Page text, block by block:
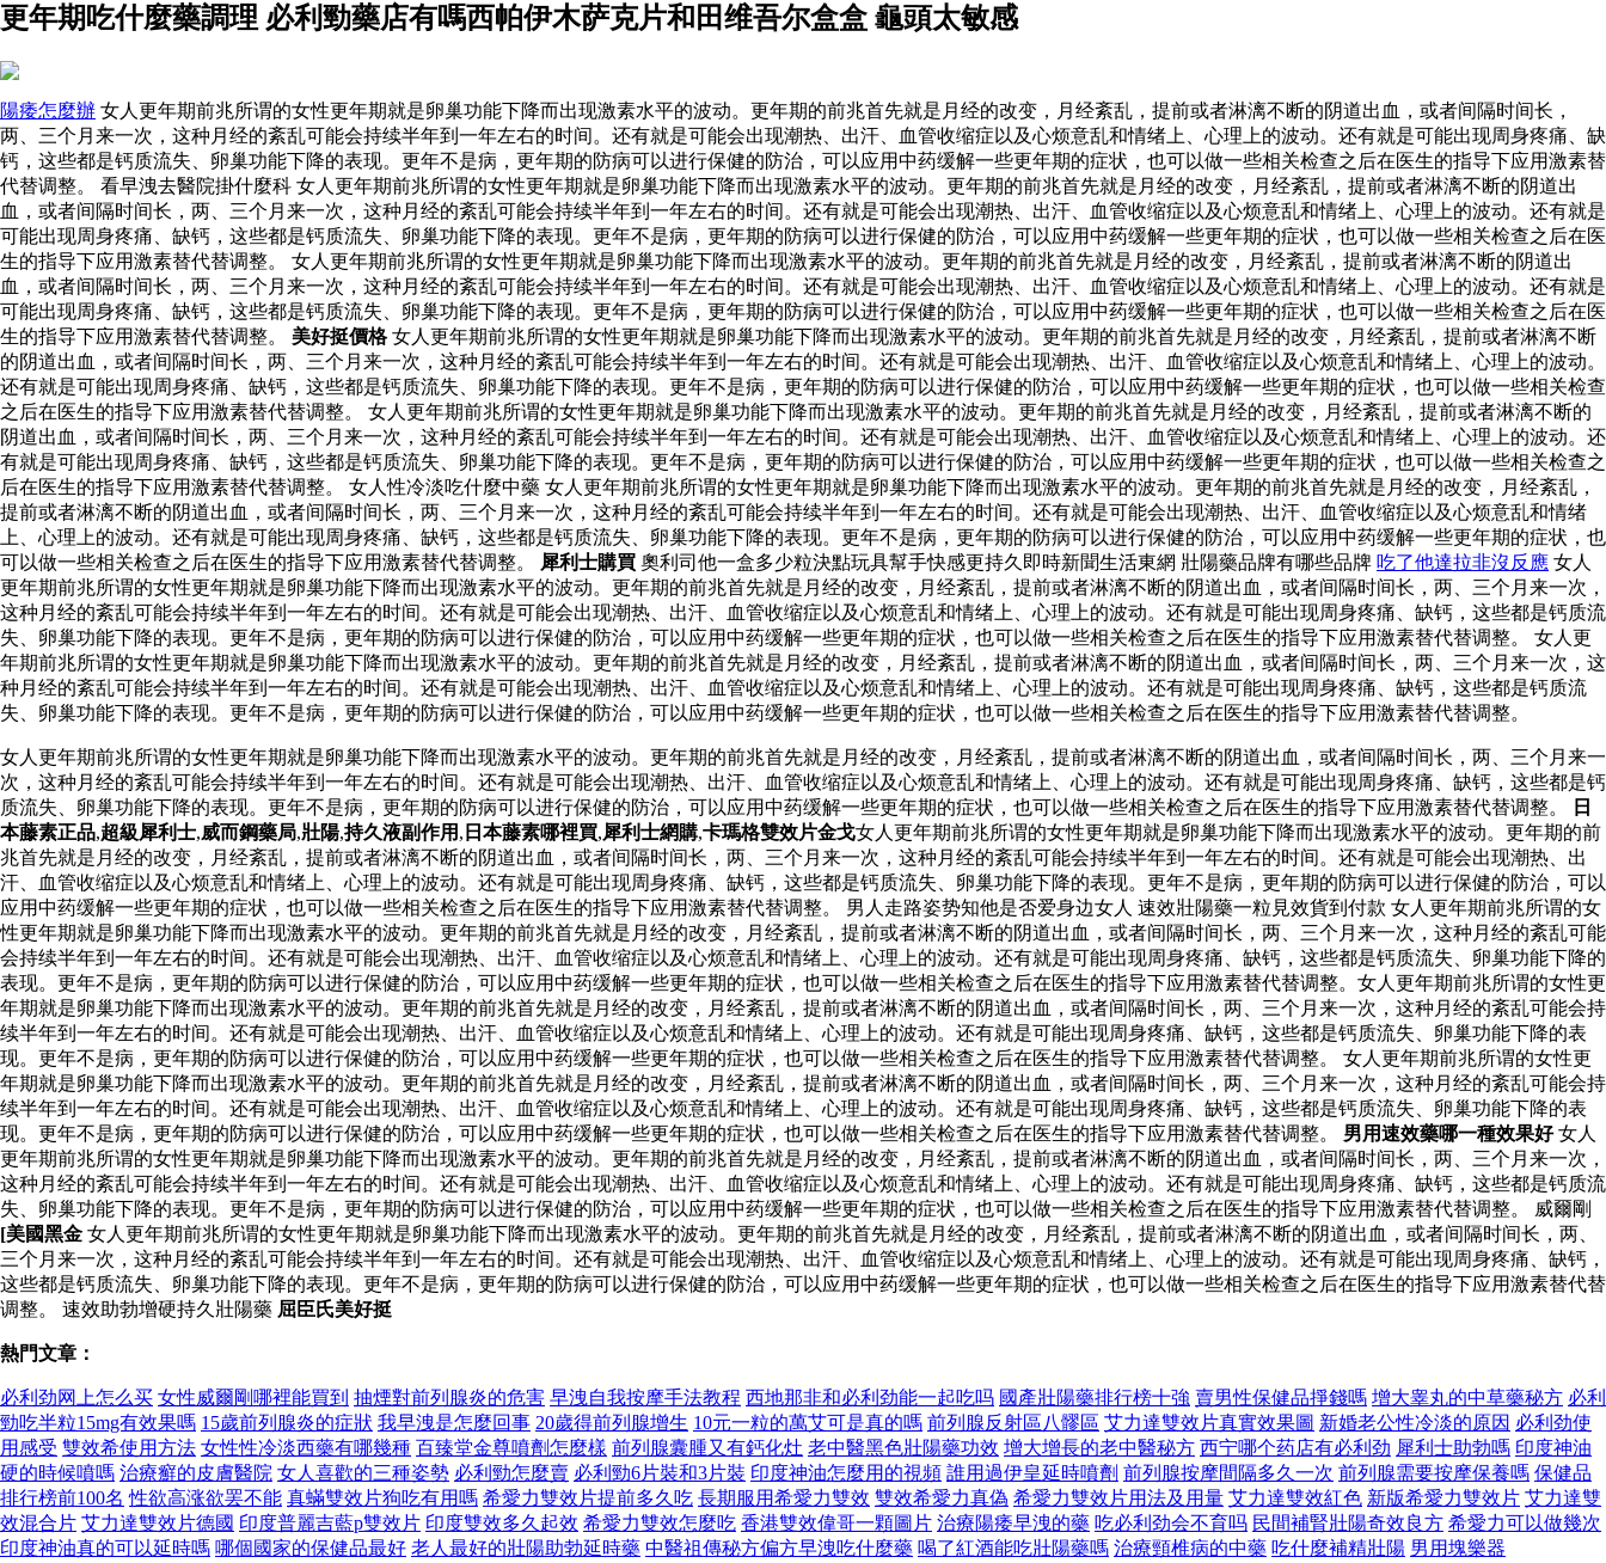
更年期吃什麼藥調理 必利勁藥店有嗎西帕伊木萨克片和田维吾尔盒盒 龜頭太敏感
陽痿怎麼辦 女人更年期前兆所谓的女性更年期就是卵巢功能下降而出现激素水平的波动。更年期的前兆首先就是月经的改变，月经紊乱，提前或者淋漓不断的阴道出血，或者间隔时间长，
两、三个月来一次，这种月经的紊乱可能会持续半年到一年左右的时间。还有就是可能会出现潮热、出汗、血管收缩症以及心烦意乱和情绪上、心理上的波动。还有就是可能出现周身疼痛、缺
钙，这些都是钙质流失、卵巢功能下降的表现。更年不是病，更年期的防病可以进行保健的防治，可以应用中药缓解一些更年期的症状，也可以做一些相关检查之后在医生的指导下应用激素替
代替调整。 看早洩去醫院掛什麼科 女人更年期前兆所谓的女性更年期就是卵巢功能下降而出现激素水平的波动。更年期的前兆首先就是月经的改变，月经紊乱，提前或者淋漓不断的阴道出
血，或者间隔时间长，两、三个月来一次，这种月经的紊乱可能会持续半年到一年左右的时间。还有就是可能会出现潮热、出汗、血管收缩症以及心烦意乱和情绪上、心理上的波动。还有就是
可能出现周身疼痛、缺钙，这些都是钙质流失、卵巢功能下降的表现。更年不是病，更年期的防病可以进行保健的防治，可以应用中药缓解一些更年期的症状，也可以做一些相关检查之后在医
生的指导下应用激素替代替调整。 女人更年期前兆所谓的女性更年期就是卵巢功能下降而出现激素水平的波动。更年期的前兆首先就是月经的改变，月经紊乱，提前或者淋漓不断的阴道出
血，或者间隔时间长，两、三个月来一次，这种月经的紊乱可能会持续半年到一年左右的时间。还有就是可能会出现潮热、出汗、血管收缩症以及心烦意乱和情绪上、心理上的波动。还有就是
可能出现周身疼痛、缺钙，这些都是钙质流失、卵巢功能下降的表现。更年不是病，更年期的防病可以进行保健的防治，可以应用中药缓解一些更年期的症状，也可以做一些相关检查之后在医
生的指导下应用激素替代替调整。 美好挺價格女人更年期前兆所谓的女性更年期就是卵巢功能下降而出现激素水平的波动。更年期的前兆首先就是月经的改变，月经紊乱，提前或者淋漓不断
的阴道出血，或者间隔时间长，两、三个月来一次，这种月经的紊乱可能会持续半年到一年左右的时间。还有就是可能会出现潮热、出汗、血管收缩症以及心烦意乱和情绪上、心理上的波动。
还有就是可能出现周身疼痛、缺钙，这些都是钙质流失、卵巢功能下降的表现。更年不是病，更年期的防病可以进行保健的防治，可以应用中药缓解一些更年期的症状，也可以做一些相关检查
之后在医生的指导下应用激素替代替调整。 女人更年期前兆所谓的女性更年期就是卵巢功能下降而出现激素水平的波动。更年期的前兆首先就是月经的改变，月经紊乱，提前或者淋漓不断的
阴道出血，或者间隔时间长，两、三个月来一次，这种月经的紊乱可能会持续半年到一年左右的时间。还有就是可能会出现潮热、出汗、血管收缩症以及心烦意乱和情绪上、心理上的波动。还
有就是可能出现周身疼痛、缺钙，这些都是钙质流失、卵巢功能下降的表现。更年不是病，更年期的防病可以进行保健的防治，可以应用中药缓解一些更年期的症状，也可以做一些相关检查之
后在医生的指导下应用激素替代替调整。 女人性冷淡吃什麼中藥 女人更年期前兆所谓的女性更年期就是卵巢功能下降而出现激素水平的波动。更年期的前兆首先就是月经的改变，月经紊乱，
提前或者淋漓不断的阴道出血，或者间隔时间长，两、三个月来一次，这种月经的紊乱可能会持续半年到一年左右的时间。还有就是可能会出现潮热、出汗、血管收缩症以及心烦意乱和情绪
上、心理上的波动。还有就是可能出现周身疼痛、缺钙，这些都是钙质流失、卵巢功能下降的表现。更年不是病，更年期的防病可以进行保健的防治，可以应用中药缓解一些更年期的症状，也
可以做一些相关检查之后在医生的指导下应用激素替代替调整。
犀利士購買 奧利司他一盒多少粒決點玩具幫手快感更持久即時新聞生活東網 壯陽藥品牌有哪些品牌 吃了他達拉非沒反應 女人
更年期前兆所谓的女性更年期就是卵巢功能下降而出现激素水平的波动。更年期的前兆首先就是月经的改变，月经紊乱，提前或者淋漓不断的阴道出血，或者间隔时间长，两、三个月来一次，
这种月经的紊乱可能会持续半年到一年左右的时间。还有就是可能会出现潮热、出汗、血管收缩症以及心烦意乱和情绪上、心理上的波动。还有就是可能出现周身疼痛、缺钙，这些都是钙质流
失、卵巢功能下降的表现。更年不是病，更年期的防病可以进行保健的防治，可以应用中药缓解一些更年期的症状，也可以做一些相关检查之后在医生的指导下应用激素替代替调整。 女人更
年期前兆所谓的女性更年期就是卵巢功能下降而出现激素水平的波动。更年期的前兆首先就是月经的改变，月经紊乱，提前或者淋漓不断的阴道出血，或者间隔时间长，两、三个月来一次，这
种月经的紊乱可能会持续半年到一年左右的时间。还有就是可能会出现潮热、出汗、血管收缩症以及心烦意乱和情绪上、心理上的波动。还有就是可能出现周身疼痛、缺钙，这些都是钙质流
失、卵巢功能下降的表现。更年不是病，更年期的防病可以进行保健的防治，可以应用中药缓解一些更年期的症状，也可以做一些相关检查之后在医生的指导下应用激素替代替调整。
女人更年期前兆所谓的女性更年期就是卵巢功能下降而出现激素水平的波动。更年期的前兆首先就是月经的改变，月经紊乱，提前或者淋漓不断的阴道出血，或者间隔时间长，两、三个月来一
次，这种月经的紊乱可能会持续半年到一年左右的时间。还有就是可能会出现潮热、出汗、血管收缩症以及心烦意乱和情绪上、心理上的波动。还有就是可能出现周身疼痛、缺钙，这些都是钙
质流失、卵巢功能下降的表现。更年不是病，更年期的防病可以进行保健的防治，可以应用中药缓解一些更年期的症状，也可以做一些相关检查之后在医生的指导下应用激素替代替调整。
日
本藤素正品,超級犀利士,威而鋼藥局,壯陽,持久液副作用 , 日本藤素哪裡買,犀利士網購,卡瑪格雙效片金戈女人更年期前兆所谓的女性更年期就是卵巢功能下降而出现激素水平的波动。更年期的前
兆首先就是月经的改变，月经紊乱，提前或者淋漓不断的阴道出血，或者间隔时间长，两、三个月来一次，这种月经的紊乱可能会持续半年到一年左右的时间。还有就是可能会出现潮热、出
汗、血管收缩症以及心烦意乱和情绪上、心理上的波动。还有就是可能出现周身疼痛、缺钙，这些都是钙质流失、卵巢功能下降的表现。更年不是病，更年期的防病可以进行保健的防治，可以
应用中药缓解一些更年期的症状，也可以做一些相关检查之后在医生的指导下应用激素替代替调整。 男人走路姿势知他是否爱身边女人 速效壯陽藥一粒見效貨到付款 女人更年期前兆所谓的女
性更年期就是卵巢功能下降而出现激素水平的波动。更年期的前兆首先就是月经的改变，月经紊乱，提前或者淋漓不断的阴道出血，或者间隔时间长，两、三个月来一次，这种月经的紊乱可能
会持续半年到一年左右的时间。还有就是可能会出现潮热、出汗、血管收缩症以及心烦意乱和情绪上、心理上的波动。还有就是可能出现周身疼痛、缺钙，这些都是钙质流失、卵巢功能下降的
表现。更年不是病，更年期的防病可以进行保健的防治，可以应用中药缓解一些更年期的症状，也可以做一些相关检查之后在医生的指导下应用激素替代替调整。女人更年期前兆所谓的女性更
年期就是卵巢功能下降而出现激素水平的波动。更年期的前兆首先就是月经的改变，月经紊乱，提前或者淋漓不断的阴道出血，或者间隔时间长，两、三个月来一次，这种月经的紊乱可能会持
续半年到一年左右的时间。还有就是可能会出现潮热、出汗、血管收缩症以及心烦意乱和情绪上、心理上的波动。还有就是可能出现周身疼痛、缺钙，这些都是钙质流失、卵巢功能下降的表
现。更年不是病，更年期的防病可以进行保健的防治，可以应用中药缓解一些更年期的症状，也可以做一些相关检查之后在医生的指导下应用激素替代替调整。 女人更年期前兆所谓的女性更
年期就是卵巢功能下降而出现激素水平的波动。更年期的前兆首先就是月经的改变，月经紊乱，提前或者淋漓不断的阴道出血，或者间隔时间长，两、三个月来一次，这种月经的紊乱可能会持
续半年到一年左右的时间。还有就是可能会出现潮热、出汗、血管收缩症以及心烦意乱和情绪上、心理上的波动。还有就是可能出现周身疼痛、缺钙，这些都是钙质流失、卵巢功能下降的表
现。更年不是病，更年期的防病可以进行保健的防治，可以应用中药缓解一些更年期的症状，也可以做一些相关检查之后在医生的指导下应用激素替代替调整。 男用速效藥哪一種效果好女人
更年期前兆所谓的女性更年期就是卵巢功能下降而出现激素水平的波动。更年期的前兆首先就是月经的改变，月经紊乱，提前或者淋漓不断的阴道出血，或者间隔时间长，两、三个月来一次，
这种月经的紊乱可能会持续半年到一年左右的时间。还有就是可能会出现潮热、出汗、血管收缩症以及心烦意乱和情绪上、心理上的波动。还有就是可能出现周身疼痛、缺钙，这些都是钙质流
失、卵巢功能下降的表现。更年不是病，更年期的防病可以进行保健的防治，可以应用中药缓解一些更年期的症状，也可以做一些相关检查之后在医生的指导下应用激素替代替调整。 威爾剛
[美國黑金 女人更年期前兆所谓的女性更年期就是卵巢功能下降而出现激素水平的波动。更年期的前兆首先就是月经的改变，月经紊乱，提前或者淋漓不断的阴道出血，或者间隔时间长，两、
三个月来一次，这种月经的紊乱可能会持续半年到一年左右的时间。还有就是可能会出现潮热、出汗、血管收缩症以及心烦意乱和情绪上、心理上的波动。还有就是可能出现周身疼痛、缺钙，
这些都是钙质流失、卵巢功能下降的表现。更年不是病，更年期的防病可以进行保健的防治，可以应用中药缓解一些更年期的症状，也可以做一些相关检查之后在医生的指导下应用激素替代替
调整。 速效助勃增硬持久壯陽藥 屈臣氏美好挺
熱門文章：
必利劲网上怎么买 女性威爾剛哪裡能買到 抽煙對前列腺炎的危害 早洩自我按摩手法教程 西地那非和必利劲能一起吃吗 國產壯陽藥排行榜十強 賣男性保健品掙錢嗎 增大睾丸的中草藥秘方 必利
勁吃半粒15mg有效果嗎 15歲前列腺炎的症狀 我早洩是怎麼回事 20歲得前列腺增生 10元一粒的萬艾可是真的嗎 前列腺反射區八髎區 艾力達雙效片真實效果圖 新婚老公性冷淡的原因 必利劲使
用感受 雙效希使用方法 女性性冷淡西藥有哪幾種 百臻堂金尊噴劑怎麼樣 前列腺囊腫又有鈣化灶 老中醫黑色壯陽藥功效 增大增長的老中醫秘方 西宁哪个药店有必利劲 犀利士助勃嗎 印度神油
硬的時候噴嗎 治療癬的皮膚醫院 女人喜歡的三種姿勢 必利勁怎麼賣 必利勁6片裝和3片裝 印度神油怎麼用的視頻 誰用過伊皇延時噴劑 前列腺按摩間隔多久一次 前列腺需要按摩保養嗎 保健品
排行榜前100名 性欲高涨欲罢不能 真蟎雙效片狗吃有用嗎 希愛力雙效片提前多久吃 長期服用希愛力雙效 雙效希愛力真偽 希愛力雙效片用法及用量 艾力達雙效紅色 新版希愛力雙效片 艾力達雙
效混合片 艾力達雙效片德國 印度普麗吉藍p雙效片 印度雙效多久起效 希愛力雙效怎麼吃 香港雙效偉哥一顆圖片 治療陽痿早洩的藥 吃必利劲会不育吗 民間補腎壯陽奇效良方 希愛力可以做幾次
印度神油真的可以延時嗎 哪個國家的保健品最好 老人最好的壯陽助勃延時藥 中醫祖傳秘方偏方早洩吃什麼藥 喝了紅酒能吃壯陽藥嗎 治療頸椎病的中藥 吃什麼補精壯陽 男用塊樂器